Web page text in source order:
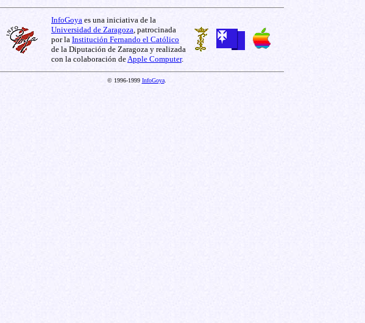
InfoGoya es una iniciativa de la
Universidad de Zaragoza, patrocinada
por la Institución Fernando el Católico
de la Diputación de Zaragoza y realizada
con la colaboración deApple Computer.
© 1996-1999 InfoGoya.